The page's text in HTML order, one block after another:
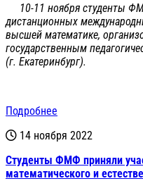
10-11 ноября студенты
дистанционных
высшей математике,
государственным
(г. Екатеринбург).
Подробнее
14 ноября 2022
Студенты ФМФ приняли
математического и